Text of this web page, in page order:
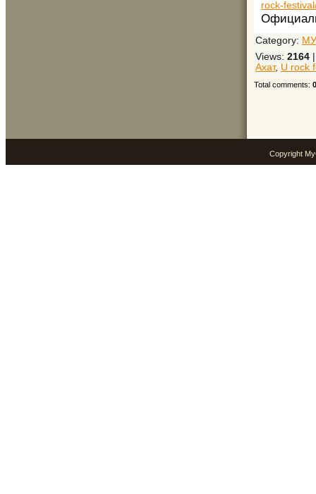
rock-
Category:
Views: 2164
Ахат, U rock
Total comments: 0
Copyright